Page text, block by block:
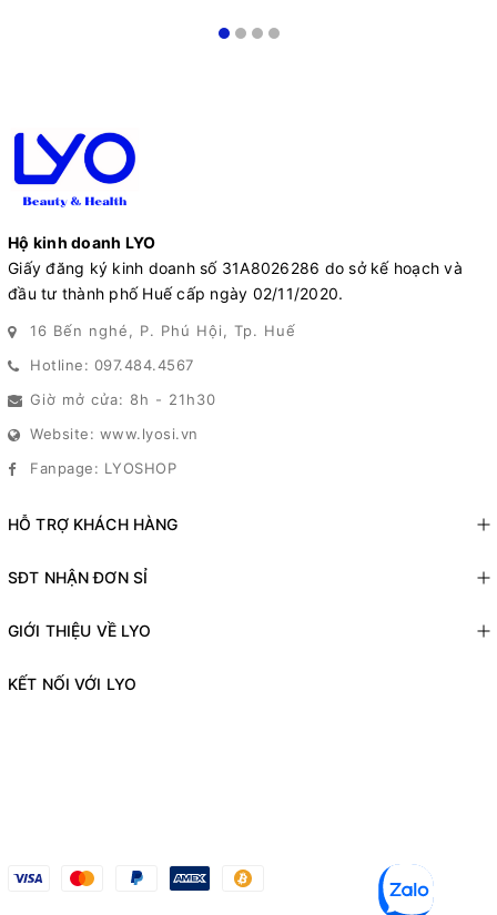
Hộ kinh doanh LYO
Giấy đăng ký kinh doanh số 31A8026286 do sở kế hoạch và
đầu tư thành phố Huế cấp ngày 02/11/2020.
16 Bến nghé, P. Phú Hội, Tp. Huế
Hotline: 097.484.4567
Giờ mở cửa: 8h - 21h30
Website: www.lyosi.vn
Fanpage: LYOSHOP
HỖ TRỢ KHÁCH HÀNG
SĐT NHẬN ĐƠN SỈ
GIỚI THIỆU VỀ LYO
KẾT NỐI VỚI LYO